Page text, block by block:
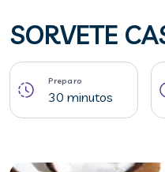
SORVETE
Preparo
30 minutos